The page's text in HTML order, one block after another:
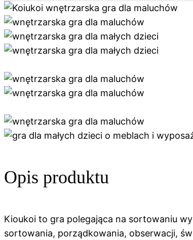
Opis produktu
Kioukoi to gra polegająca na sortowaniu
sortowania, porządkowania, obserwacji,